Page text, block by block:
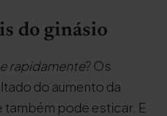
do ginásio
rapidamente? Os
do aumento da
também pode esticar. E